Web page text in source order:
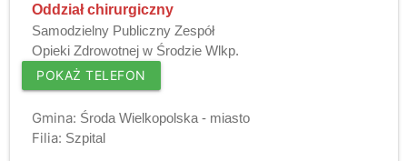
Oddział chirurgiczny
Samodzielny Publiczny Zespół
Opieki Zdrowotnej w Środzie Wlkp.
POKAŻ TELEFON
Gmina: Środa Wielkopolska - miasto
Filia: Szpital